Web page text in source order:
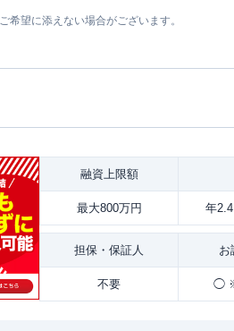
希望に添えない場合がございます。
融資上限額
最大800万円 年
担保・ 保証人 お
不要 ◯